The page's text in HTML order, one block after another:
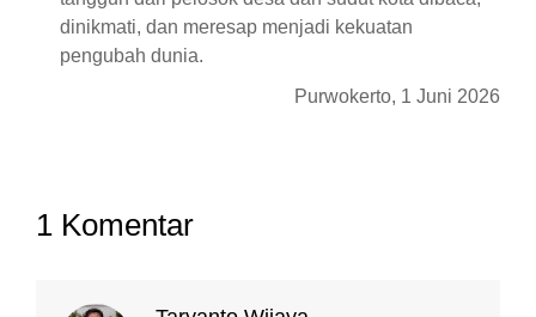
dinikmati, dan meresap menjadi kekuatan
pengubah dunia.
Purwokerto, 1 Juni 2026
1 Komentar